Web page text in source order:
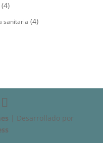
sanitaria (4)
| Desarrollado por